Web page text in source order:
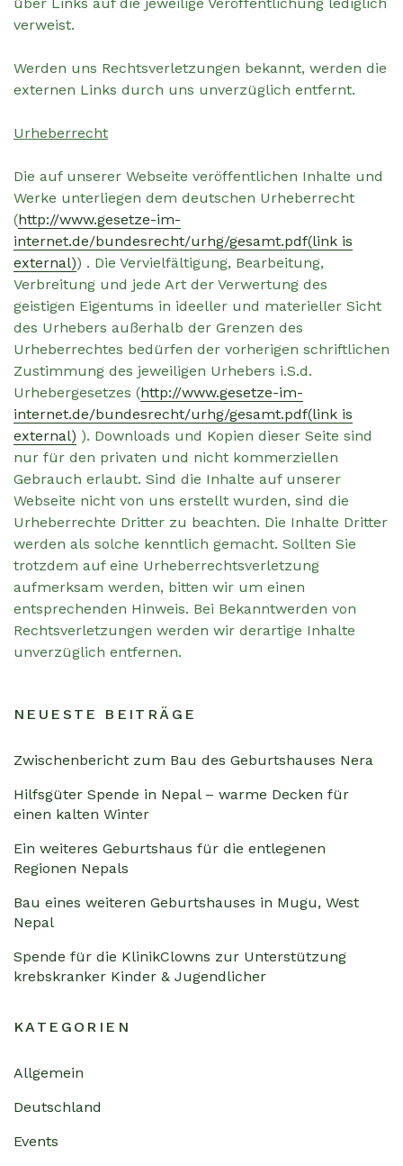
verweist.
Werden uns Rechtsverletzungen bekannt, werden die
externen Links durch uns unverzüglich entfernt.
Urheberrecht
Die auf unserer Webseite veröffentlichen Inhalte und
Werke unterliegen dem deutschen Urheberrecht
(http://www.gesetze-im-
internet.de/bundesrecht/urhg/gesamt.pdf(link is
external)) . Die Vervielfältigung, Bearbeitung,
Verbreitung und jede Art der Verwertung des
geistigen Eigentums in ideeller und materieller Sicht
des Urhebers außerhalb der Grenzen des
Urheberrechtes bedürfen der vorherigen schriftlichen
Zustimmung des jeweiligen Urhebers i.S.d.
Urhebergesetzes (http://www.gesetze-im-
internet.de/bundesrecht/urhg/gesamt.pdf(link is
external) ). Downloads und Kopien dieser Seite sind
nur für den privaten und nicht kommerziellen
Gebrauch erlaubt. Sind die Inhalte auf unserer
Webseite nicht von uns erstellt wurden, sind die
Urheberrechte Dritter zu beachten. Die Inhalte Dritter
werden als solche kenntlich gemacht. Sollten Sie
trotzdem auf eine Urheberrechtsverletzung
aufmerksam werden, bitten wir um einen
entsprechenden Hinweis. Bei Bekanntwerden von
Rechtsverletzungen werden wir derartige Inhalte
unverzüglich entfernen.
NEUESTE BEITRÄGE
Zwischenbericht zum Bau des Geburtshauses Nera
Hilfsgüter Spende in Nepal – warme Decken für
einen kalten Winter
Ein weiteres Geburtshaus für die entlegenen
Regionen Nepals
Bau eines weiteren Geburtshauses in Mugu, West
Nepal
Spende für die KlinikClowns zur Unterstützung
krebskranker Kinder & Jugendlicher
KATEGORIEN
Allgemein
Deutschland
Events